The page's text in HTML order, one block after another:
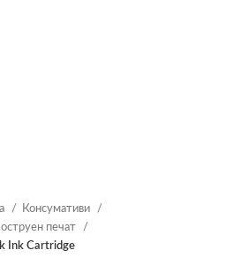
Консумативи
печат
Ink Cartridge